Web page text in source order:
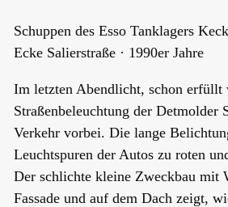
Schuppen des Esso Tanklagers
Ecke Salierstraße · 1990er Jahre
Im letzten Abendlicht, schon erfüllt
Straßenbeleuchtung der Detmolder
Verkehr vorbei. Die lange
Leuchtspuren der Autos zu roten
Der schlichte kleine Zweckbau mit
Fassade und auf dem Dach zeigt,